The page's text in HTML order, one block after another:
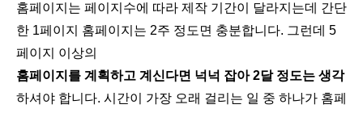
홈페이지는 페이지수에 따라 제작 기간이 달라지는데 간단
한 1페이지 홈페이지는 2주 정도면 충분합니다. 그런데 5
페이지 이상의
홈페이지를 계획하고 계신다면 넉넉 잡아 2달 정도는 생각
하셔야 합니다. 시간이 가장 오래 걸리는 일 중 하나가 홈페